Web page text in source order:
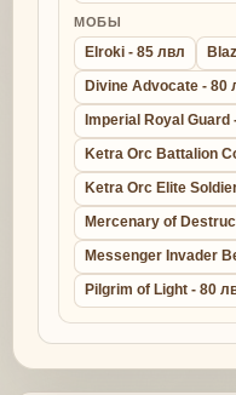
МОБЫ
Elroki - 85 лвл
Divine Advocate - 80
Imperial Royal Guard
Ketra Orc Battalion
Ketra Orc Elite
Mercenary of
Messenger Invader
Pilgrim of Light - 80